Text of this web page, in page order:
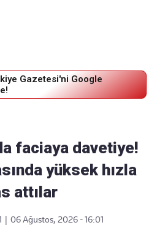
Gazetesi'ni Google
faciaya davetiye!
yüksek hızla
attılar
06 Ağustos, 2026 - 16:01